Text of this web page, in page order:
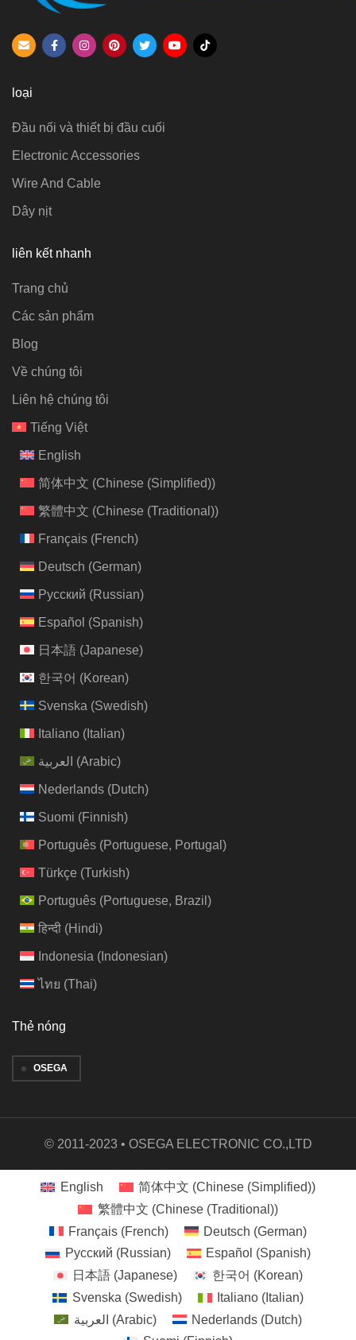
loại
Đầu nối và thiết bị đầu cuối
Electronic Accessories
Wire And Cable
Dây nịt
liên kết nhanh
Trang chủ
Các sản phẩm
Blog
Về chúng tôi
Liên hệ chúng tôi
Tiếng Việt
English
简体中文 (Chinese (Simplified))
繁體中文 (Chinese (Traditional))
Français(French)
Deutsch (German)
Русский (Russian)
Español (Spanish)
日本語(Japanese)
한국어 (Korean)
Svenska (Swedish)
Italiano(Italian)
العربية (Arabic)
Nederlands(Dutch)
Suomi (Finnish)
Português(Portuguese, Portugal )
Türkçe (Turkish)
Português(Portuguese, Brazil )
हिन्दी(Hindi)
Indonesia (Indonesian)
ไทย (Thai)
Thẻ nóng
OSEGA
© 2011-2023 • OSEGA ELECTRONIC CO.,LTD
English 简体中文 (Chinese (Simplified))
繁體中文 (Chinese (Traditional))
Français (French) Deutsch (German)
Русский (Russian) Español (Spanish)
日本語 (Japanese) 한국어 (Korean)
Svenska (Swedish) Italiano(Italian)
العربية (Arabic) Nederlands(Dutch)